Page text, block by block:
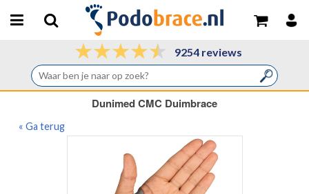
9254 reviews
Dunimed CMC Duimbrace
« Ga terug